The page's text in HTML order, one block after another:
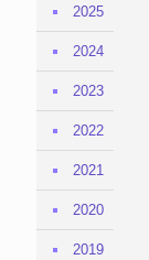
2025
2024
2023
2022
2021
2020
2019